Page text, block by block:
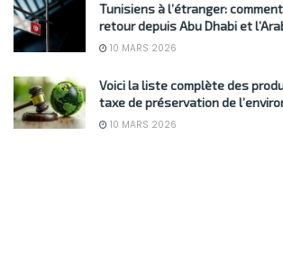
Tunisiens à l’étranger:
retour depuis Abu Dhabi et
10 MARS 2026
Voici la liste complète des
taxe de préservation de
10 MARS 2026